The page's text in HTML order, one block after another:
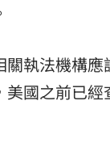
關執法機構
美國之前已